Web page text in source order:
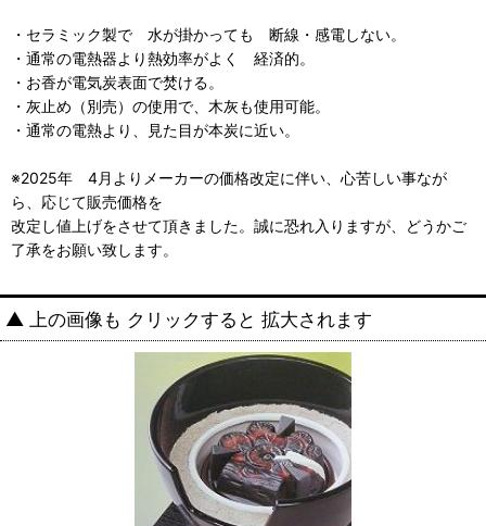
・セラミック製で 水が掛かっても 断線・感電しない。
・通常の電熱器より熱効率がよく 経済的。
・お香が電気炭表面で焚ける。
・灰止め（別売）の使用で、木灰も使用可能。
・通常の電熱より、見た目が本炭に近い。
※2025年 4月よりメーカーの価格改定に伴い、心苦しい事なが
ら、応じて販売価格を
改定し値上げをさせて頂きました。誠に恐れ入りますが、どうかご
了承をお願い致します。
▲ 上の画像も クリックすると 拡大されます